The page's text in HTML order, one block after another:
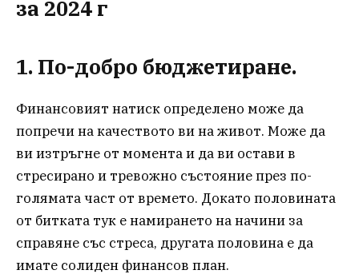
за 2024 г
1. По-добро бюджетиране.
Финансовият натиск определено може да
попречи на качеството ви на живот. Може да
ви изтръгне от момента и да ви остави в
стресирано и тревожно състояние през по-
голямата част от времето. Докато половината
от битката тук е намирането на начини за
справяне със стреса, другата половина е да
имате солиден финансов план.